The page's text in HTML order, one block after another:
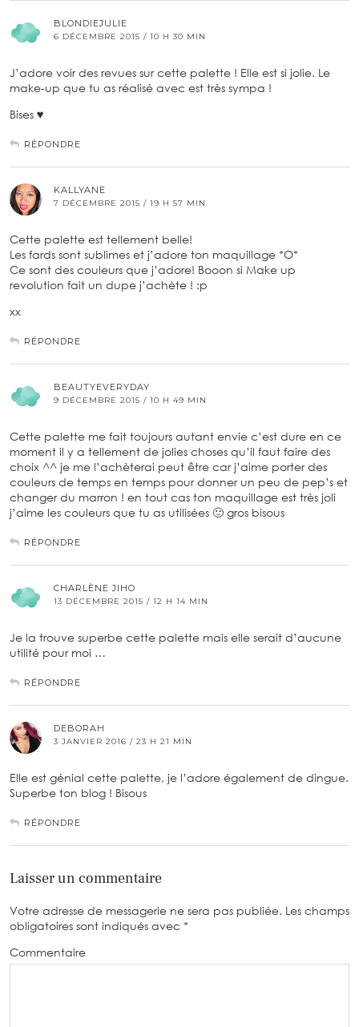
BLONDIEJULIE
6 DÉCEMBRE 2015 / 10 H 30 MIN
J’adore voir des revues sur cette palette ! Elle est si jolie. Le
make-up que tu as réalisé avec est très sympa !
Bises ♥
RÉPONDRE
KALLYANE
7 DÉCEMBRE 2015 / 19 H 57 MIN
Cette palette est tellement belle!
Les fards sont sublimes et j’adore ton maquillage *O*
Ce sont des couleurs que j’adore! Booon si Make up
revolution fait un dupe j’achète ! :p
xx
RÉPONDRE
BEAUTYEVERYDAY
9 DÉCEMBRE 2015 / 10 H 49 MIN
Cette palette me fait toujours autant envie c’est dure en ce
moment il y a tellement de jolies choses qu’il faut faire des
choix ^^ je me l’achèterai peut être car j’aime porter des
couleurs de temps en temps pour donner un peu de pep’s et
changer du marron ! en tout cas ton maquillage est très joli
j’aime les couleurs que tu as utilisées 🙂 gros bisous
RÉPONDRE
CHARLÈNE JIHO
13 DÉCEMBRE 2015 / 12 H 14 MIN
Je la trouve superbe cette palette mais elle serait d’aucune
utilité pour moi …
RÉPONDRE
DEBORAH
3 JANVIER 2016 / 23 H 21 MIN
Elle est génial cette palette, je l’adore également de dingue.
Superbe ton blog ! Bisous
RÉPONDRE
Laisser un commentaire
Votre adresse de messagerie ne sera pas publiée. Les champs
obligatoires sont indiqués avec *
Commentaire